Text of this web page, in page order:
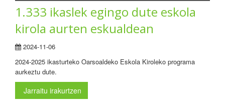
1.333 ikaslek egingo dute eskola
kirola aurten eskualdean
2024-11-06
2024-2025 ikasturteko Oarsoaldeko Eskola Kiroleko programa
aurkeztu dute.
Jarraitu irakurtzen